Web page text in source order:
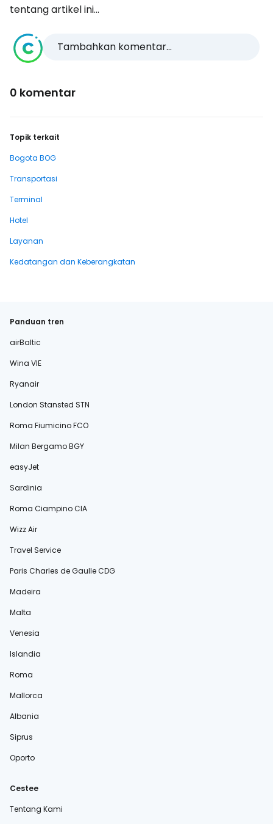
tentang artikel ini...
Tambahkan komentar...
0 komentar
Topik terkait
Bogota BOG
Transportasi
Terminal
Hotel
Layanan
Kedatangan dan Keberangkatan
Panduan tren
airBaltic
Wina VIE
Ryanair
London Stansted STN
Roma Fiumicino FCO
Milan Bergamo BGY
easyJet
Sardinia
Roma Ciampino CIA
Wizz Air
Travel Service
Paris Charles de Gaulle CDG
Madeira
Malta
Venesia
Islandia
Roma
Mallorca
Albania
Siprus
Oporto
Cestee
Tentang Kami